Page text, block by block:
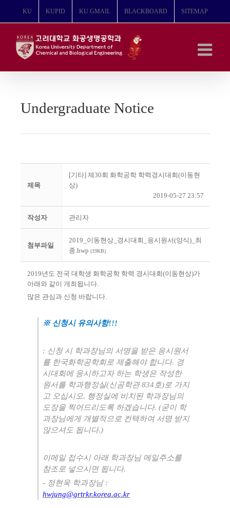
뛰
KU KUPID KU GMAIL BLACKBOARD SITEMAP
Undergraduate Notice
제목
[기타] 제30회 화학공학 학력경시대회(이동현
상)
2019-05-27 23:57
작성자 관리자
첨부파일
2019_이동현상_경시대회_응시원서(양식)_최
종.hwp (19KB)
2019년도 전국 대학생 화학공학 학력 경시대회(이동현상)가
아래와 같이 개최됩니다.
많은 관심과 신청 바랍니다.
※ 신청시 유의사항!!!
: 신청 시 학과장님의 서명을 받은 응시원서
를 한국화학공학회로 제출해야 합니다. 경
시대회에 응시하고자 하는 학생은 작성한
원서를 학과행정실(신공학관 834호)로 가지
고 오십시오. 행정실에 비치된 학과장님의
도장을 찍어드리도록 하겠습니다. (굳이 학
과장님에게 개별적으로 컨택하여 서명 받지
않으셔도 됩니다.)
이메일 접수시 아래 학과장님 메일주소를
참조로 넣으시면 됩니다.
- 정현욱 학과장님 :
hwjung@grtrkr.korea.ac.kr